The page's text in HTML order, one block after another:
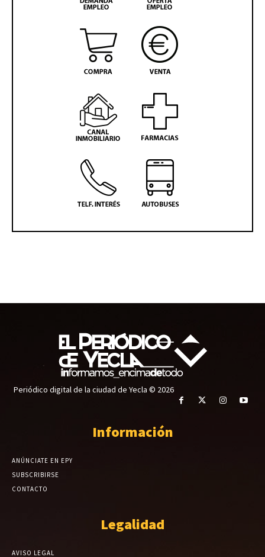
Periódico digital de la ciudad de Yecla © 2026
Información
ANÚNCIATE EN EPY
SUBSCRIBIRSE
CONTACTO
Legalidad
AVISO LEGAL